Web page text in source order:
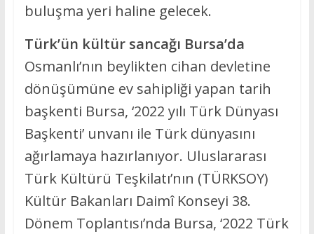
buluşma yeri haline gelecek.
Türk’ün kültür sancağı Bursa’da
Osmanlı’nın beylikten cihan devletine
dönüşümüne ev sahipliği yapan tarih
başkenti Bursa, ‘2022 yılı Türk Dünyası
Başkenti’ unvanı ile Türk dünyasını
ağırlamaya hazırlanıyor. Uluslararası
Türk Kültürü Teşkilatı’nın (TÜRKSOY)
Kültür Bakanları Daimî Konseyi 38.
Dönem Toplantısı’nda Bursa, ‘2022 Türk